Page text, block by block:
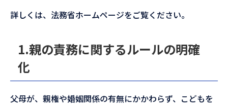
詳しくは、法務省ホームページをご覧ください。
1.親の責務に関するルールの明確
化
父母が、親権や婚姻関係の有無にかかわらず、こどもを